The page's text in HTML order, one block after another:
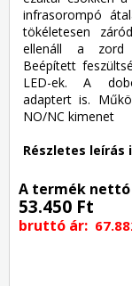
infrasorompó
tökéletesen
ellenáll a zord
Beépített
LED-ek. A
adaptert is.
NO/NC kimenet
Részletes leírás
A termék nettó
53.450 Ft
bruttó ár: